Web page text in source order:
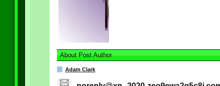
About Post Author
Adam Clark